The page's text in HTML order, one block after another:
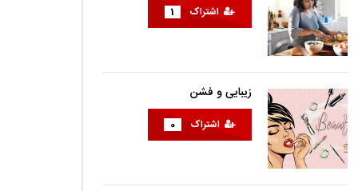
اشتراک 1
زیبایی و فشن
اشتراک 0